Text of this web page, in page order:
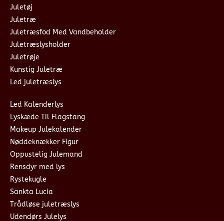
Juletøj
Juletræ
Juletræsfod Med Vandbeholder
Juletræslysholder
Juletrøje
Kunstig Juletræ
Led juletræslys
Led Kalenderlys
Lyskæde Til Flagstang
Makeup Julekalender
Nøddeknækker Figur
Oppustelig Julemand
Rensdyr med lys
Rystekugle
Sankta Lucia
Trådløse juletræslys
Udendørs Julelys